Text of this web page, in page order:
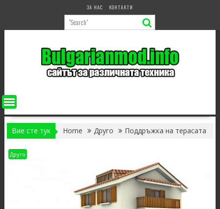
ЗА НАС КОНТАКТИ
Вие сте тук Home Друго Поддръжка на терасата
Друго